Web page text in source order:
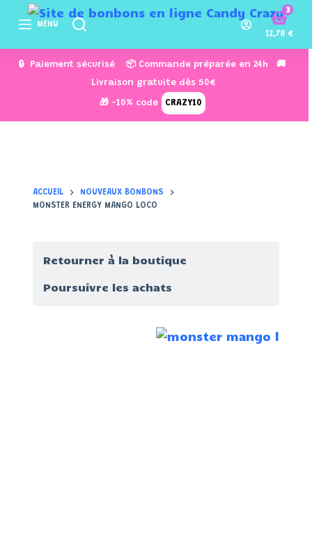
P
s
s
a
MENU
12,78€
3
🔒 Paiement sécurisé 📦 Commande préparée en 24h 🚚
Livraison gratuite dès 50€
🎁 -10% code CRAZY10
ACCUEIL
NOUVEAUX BONBONS
MONSTER ENERGY MANGO LOCO
Poursuivre les achats
Retourner à la boutique